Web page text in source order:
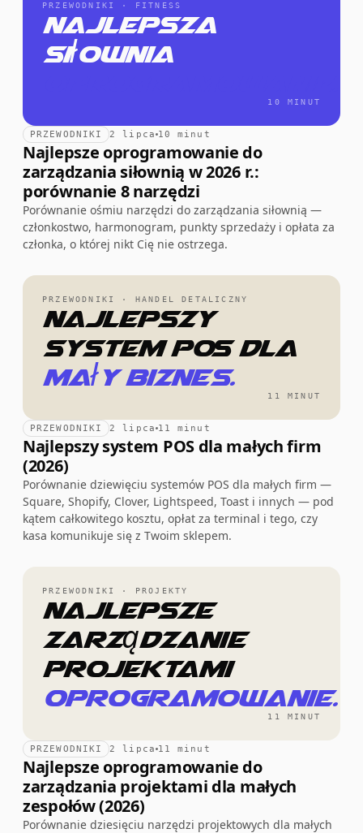
PRZEWODNIKI · FITNESS
Najlepsza
siłownia
10 MINUT
PRZEWODNIKI 2 lipca 10 minut
Najlepsze oprogramowanie do
zarządzania siłownią w 2026 r.:
porównanie 8 narzędzi
Porównanie ośmiu narzędzi do zarządzania siłownią —
członkostwo, harmonogram, punkty sprzedaży i opłata za
członka, o której nikt Cię nie ostrzega.
PRZEWODNIKI · HANDEL DETALICZNY
Najlepszy
system POS dla
mały biznes.
11 MINUT
PRZEWODNIKI 2 lipca 11 minut
Najlepszy system POS dla małych firm
(2026)
Porównanie dziewięciu systemów POS dla małych firm —
Square, Shopify, Clover, Lightspeed, Toast i innych — pod
kątem całkowitego kosztu, opłat za terminal i tego, czy
kasa komunikuje się z Twoim sklepem.
PRZEWODNIKI · PROJEKTY
Najlepsze
zarządzanie
projektami
oprogramowanie.
11 MINUT
PRZEWODNIKI 2 lipca 11 minut
Najlepsze oprogramowanie do
zarządzania projektami dla małych
zespołów (2026)
Porównanie dziesięciu narzędzi projektowych dla małych